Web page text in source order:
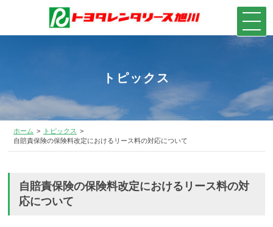
トピックス
ホーム
トピックス
自賠責保険の保険料改定におけるリース料の対応について
自賠責保険の保険料改定におけるリース料の対
応について